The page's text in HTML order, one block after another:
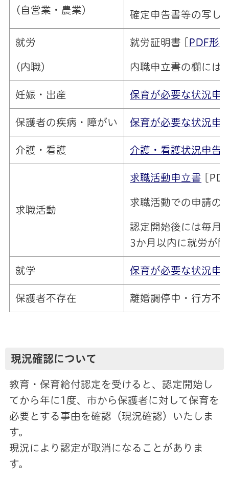
(自営業・農業)
確定申告書等の写し
就労
(内職)
就労証明書 [ PDF形
内職申立書の欄には
妊娠・出産 保育が必要な状況申
保護者の疾病・障がい 保育が必要な状況申
介護・看護 介護・看護状況申告
求職活動
求職活動申立書
求職活動での申請の
認定開始後には毎月
3か月以内に就労が
就学 保育が必要な状況申
保護者不存在 離婚
現況確認について
教育・保育給付認定を受けると、認定開始し
てから年に1度、市から保護者に対して保育を
必要とする事由を確認（現況確認）いたしま
す。
現況により認定が取消になることがありま
す。